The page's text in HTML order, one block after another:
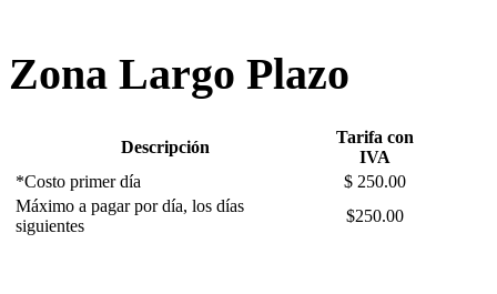
Zona Largo Plazo
Descripción
Tarifa con
IVA
*Costo primer día
$ 250.00
Máximo a pagar por día, los días
siguientes
$250.00